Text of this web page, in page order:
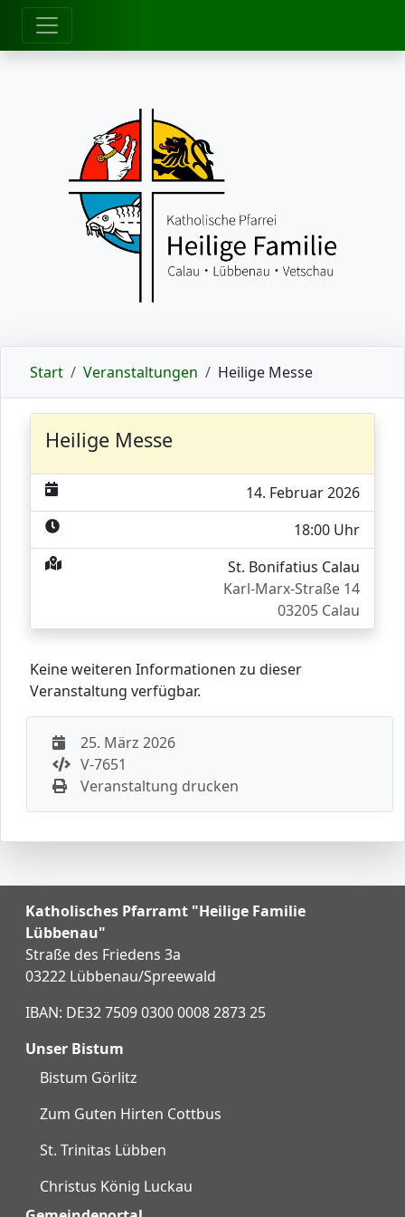
zum Inhalt
Start Veranstaltungen Heilige Messe
Heilige Messe
14. Februar 2026
18:00 Uhr
St. Bonifatius Calau
Karl-Marx-Straße 14
03205 Calau
Keine weiteren Informationen zu dieser
Veranstaltung verfügbar.
25. März 2026
V-7651
Veranstaltung drucken
Katholisches Pfarramt "Heilige Familie
Lübbenau"
Straße des Friedens 3a
03222 Lübbenau/Spreewald
IBAN: DE32 7509 0300 0008 2873 25
Unser Bistum
Bistum Görlitz
Zum Guten Hirten Cottbus
St. Trinitas Lübben
Christus König Luckau